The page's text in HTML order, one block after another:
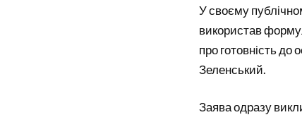
У своєму
використав
про готовність до
Зеленський.
Заява одразу